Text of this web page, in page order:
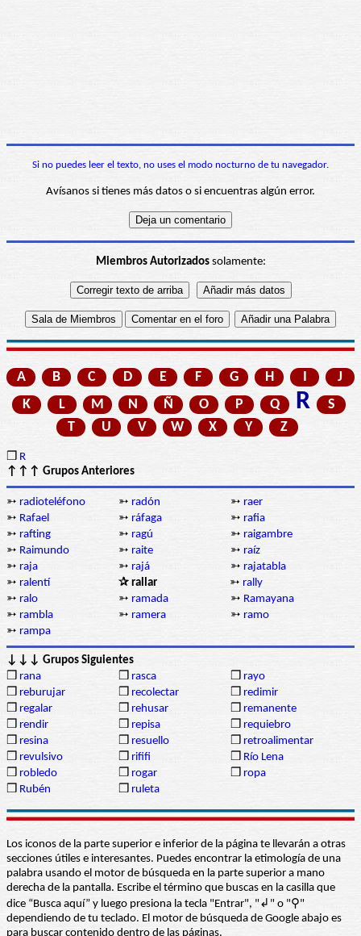
Si no puedes leer el texto, no uses el modo nocturno de tu navegador.
Avísanos si tienes más datos o si encuentras algún error.
Miembros Autorizadossolamente:
A B C D E F G H I
J
K
L M N Ñ O P Q R
S
T
U V W X Y Z
❒ R
↑↑↑ Grupos Anteriores
➳ radioteléfono ➳ radón ➳ raer
➳ Rafael ➳ ráfaga ➳ rafia
➳ rafting ➳ ragú ➳ raigambre
➳ Raimundo ➳ raite ➳ raíz
➳ raja ➳ rajá ➳ rajatabla
➳ ralentí ✰ rallar ➳ rally
➳ ralo ➳ ramada ➳ Ramayana
➳ rambla ➳ ramera ➳ ramo
➳ rampa
↓↓↓ Grupos Siguientes
❒ rana ❒ rasca ❒ rayo
❒ reburujar ❒ recolectar ❒ redimir
❒ regalar ❒ rehusar ❒ remanente
❒ rendir ❒ repisa ❒ requiebro
❒ resina ❒ resuello ❒ retroalimentar
❒ revulsivo ❒ rififi ❒ Río Lena
❒ robledo ❒ rogar ❒ ropa
❒ Rubén ❒ ruleta
Los iconos de la parte superior e inferior de la página te llevarán a otras
secciones útiles e interesantes. Puedes encontrar la etimología de una
palabra usando el motor de búsqueda en la parte superior a mano
derecha de la pantalla. Escribe el término que buscas en la casilla que
dice “Busca aquí” y luego presiona la tecla "Entrar", "↲" o "⚲"
dependiendo de tu teclado. El motor de búsqueda de Google abajo es
para buscar contenido dentro de las páginas.